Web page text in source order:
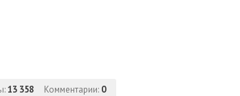
13 358 Комментарии: 0